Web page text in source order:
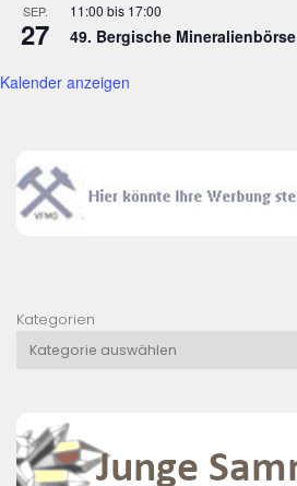
SEP.
27
11:00 bis 17:00
49. Bergische Mineralienbörse
Kalender anzeigen
Kategorien